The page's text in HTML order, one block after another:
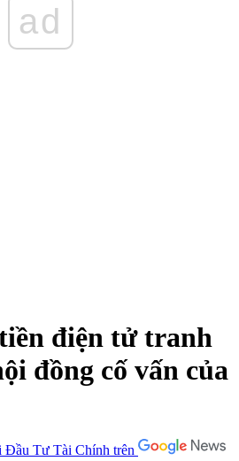
ad
điện tử tranh
đồng cố vấn của
Đầu Tư Tài Chính trên